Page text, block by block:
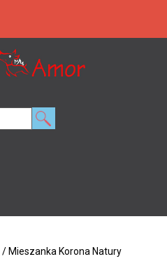
/ Mieszanka Korona Natury